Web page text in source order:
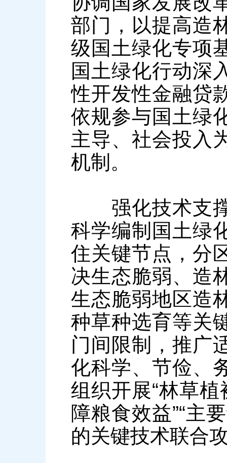
部门，以提高造
级国土绿化专项
国土绿化行动深
性开发性金融贷
依规参与国土绿
主导、社会投入
机制。
强化技术支撑
科学编制国土绿
住关键节点，分
决生态脆弱、造
生态脆弱地区造
种草种选育等关
门间限制，推广
化科学、节俭、
组织开展“林草
障粮食效益”“主
的关键技术联合